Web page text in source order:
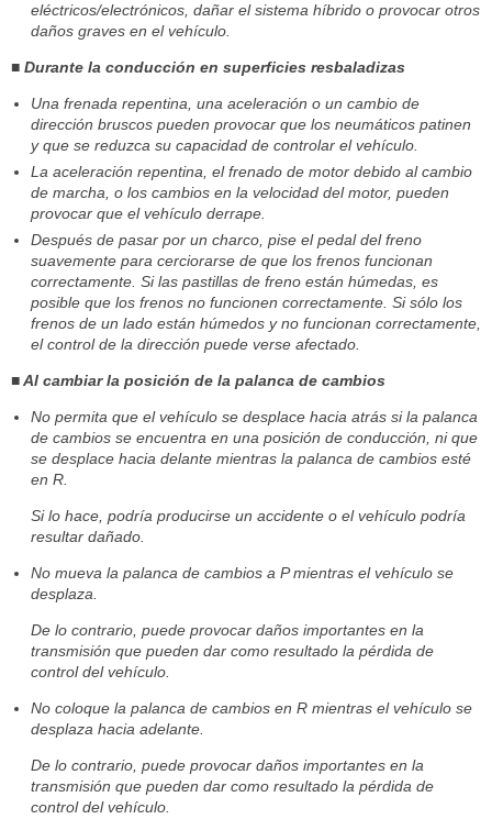
eléctricos/electrónicos, dañar el sistema híbrido o provocar otros
daños graves en el vehículo.
■ Durante la conducción en superficies resbaladizas
Una frenada repentina, una aceleración o un cambio de
dirección bruscos pueden provocar que los neumáticos patinen
y que se reduzca su capacidad de controlar el vehículo.
La aceleración repentina, el frenado de motor debido al cambio
de marcha, o los cambios en la velocidad del motor, pueden
provocar que el vehículo derrape.
Después de pasar por un charco, pise el pedal del freno
suavemente para cerciorarse de que los frenos funcionan
correctamente. Si las pastillas de freno están húmedas, es
posible que los frenos no funcionen correctamente. Si sólo los
frenos de un lado están húmedos y no funcionan correctamente,
el control de la dirección puede verse afectado.
■ Al cambiar la posición de la palanca de cambios
No permita que el vehículo se desplace hacia atrás si la palanca
de cambios se encuentra en una posición de conducción, ni que
se desplace hacia delante mientras la palanca de cambios esté
en R.
Si lo hace, podría producirse un accidente o el vehículo podría
resultar dañado.
No mueva la palanca de cambios a P mientras el vehículo se
desplaza.
De lo contrario, puede provocar daños importantes en la
transmisión que pueden dar como resultado la pérdida de
control del vehículo.
No coloque la palanca de cambios en R mientras el vehículo se
desplaza hacia adelante.
De lo contrario, puede provocar daños importantes en la
transmisión que pueden dar como resultado la pérdida de
control del vehículo.